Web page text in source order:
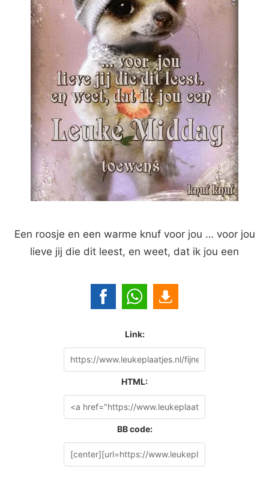
Een roosje en een warme knuf voor jou … voor jou
lieve jij die dit leest, en weet, dat ik jou een
Link:
HTML:
BB code: